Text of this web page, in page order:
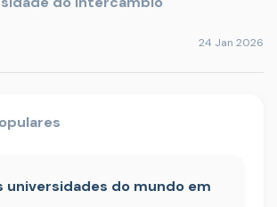
24 Jan 2026
universidades do mundo em